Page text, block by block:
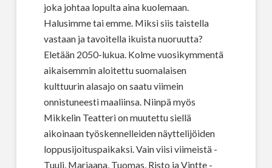
joka johtaa lopulta aina kuolemaan.
Halusimme tai emme. Miksi siis taistella
vastaan ja tavoitella ikuista nuoruutta?
Eletään 2050-lukua. Kolme vuosikymmentä
aikaisemmin aloitettu suomalaisen
kulttuurin alasajo on saatu viimein
onnistuneesti maaliinsa. Niinpä myös
Mikkelin Teatteri on muutettu siellä
aikoinaan työskennelleiden näyttelijöiden
loppusijoituspaikaksi. Vain viisi viimeistä -
Tuuli, Marjaana, Tuomas, Risto ja Vintte -